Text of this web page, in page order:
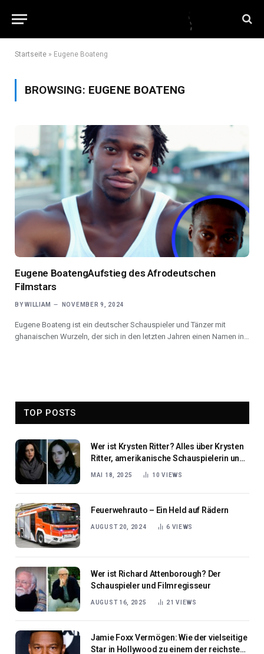
Startseite » Eugene Boateng
BROWSING: EUGENE BOATENG
Eugene BoatengAufstieg des Afrodeutschen
Filmstars
BY WILLIAM NOVEMBER 9, 2024
Eugene Boateng ist ein deutscher Schauspieler und Tänzer mit
ghanaischen Wurzeln, der sich in den letzten Jahren einen Namen in…
TOP POSTS
Wer ist Krysten Ritter? Alles über Krysten
Ritter, amerikanische Schauspielerin und
Star von Jessica Jones
MAI 18, 2025 10VIEWS
Feuerwehrauto – Ein Held auf Rädern
AUGUST 20, 2024 6 VIEWS
Wer ist Richard Attenborough? Der
Schauspieler und Filmregisseur
AUGUST 16, 2025 21VIEWS
Jamie Foxx Vermögen: Wie der vielseitige
Star in Hollywood zu einem der reichsten